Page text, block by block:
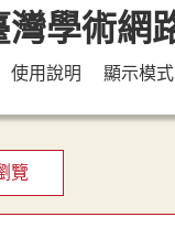
使用說明 顯示模式
覽